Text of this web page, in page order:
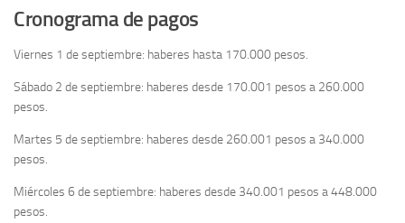
Cronograma de pagos
Viernes 1 de septiembre: haberes hasta 170.000 pesos.
Sábado 2 de septiembre: haberes desde 170.001 pesos a 260.000
pesos.
Martes 5 de septiembre: haberes desde 260.001 pesos a 340.000
pesos.
Miércoles 6 de septiembre: haberes desde 340.001 pesos a 448.000
pesos.